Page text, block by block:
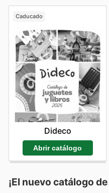
Caducado
Dideco
Abrir catálogo
¡El nuevo catálogo de